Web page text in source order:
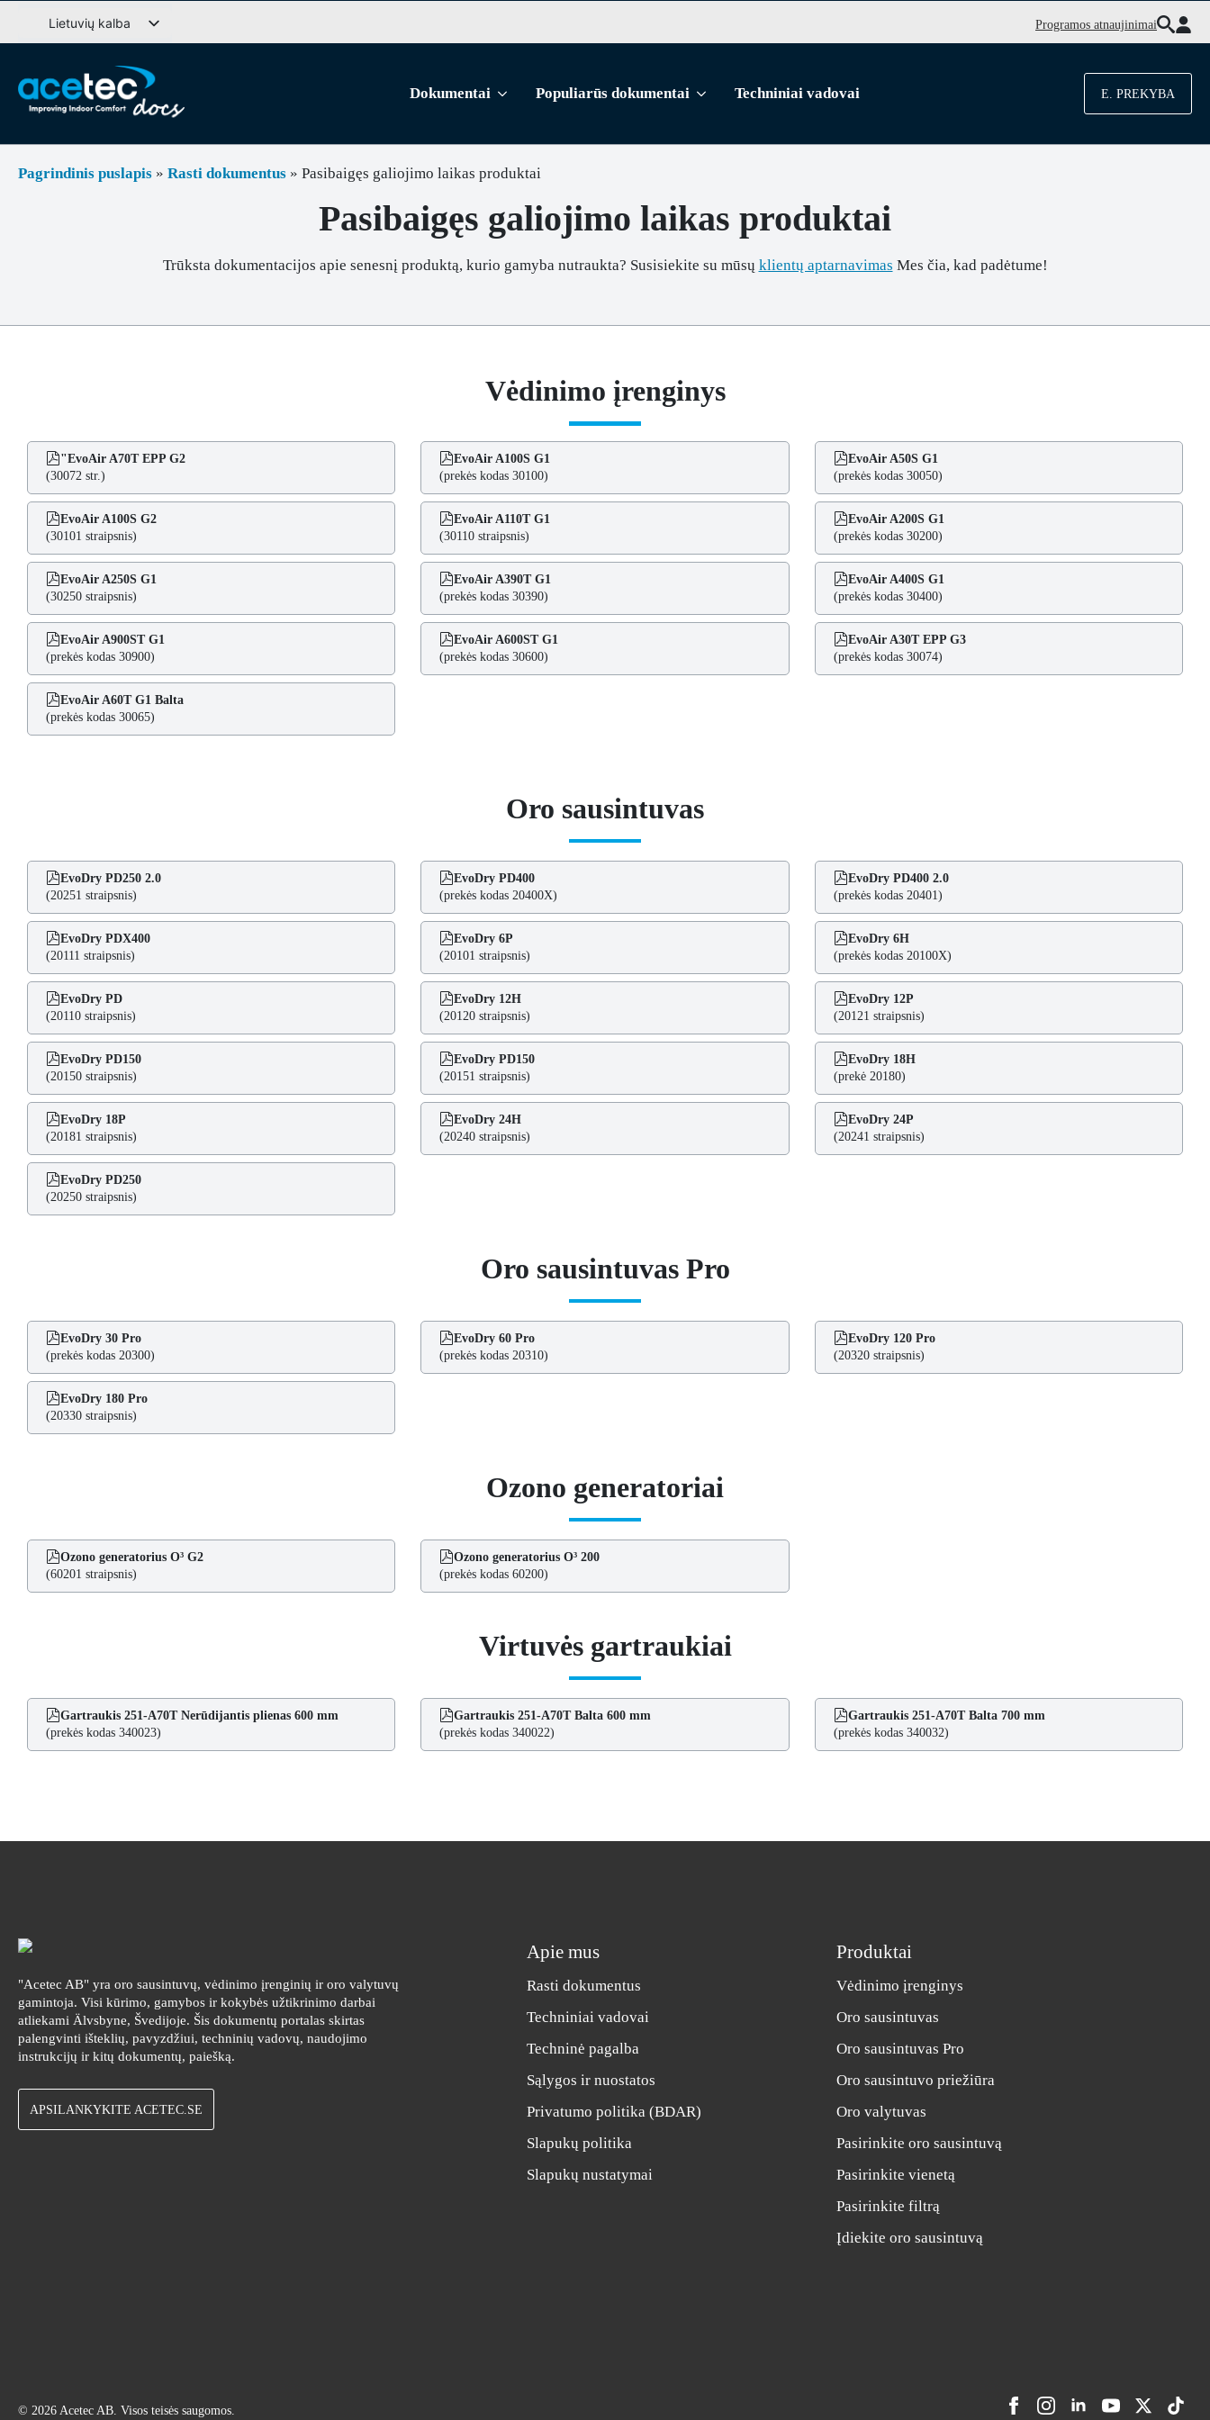
Pereiti
prie
Lietuvių kalba
English (UK)
Deutsch
Dansk
Norsk bokmål
Programos atnaujinimai
Dokumentai Populiarūs dokumentai Techniniai vadovai E. PREKYBA
Pagrindinis puslapis » Rasti dokumentus » Pasibaigęs galiojimo laikas produktai
Pasibaigęs galiojimo laikas produktai
Trūksta dokumentacijos apie senesnį produktą, kurio gamyba nutraukta? Susisiekite su mūsų klientų aptarnavimas Mes čia, kad padėtume!
Vėdinimo įrenginys
"EvoAir A70T EPP G2
(30072 str.)
EvoAir A100S G1
(prekės kodas 30100)
EvoAir A50S G1
(prekės kodas 30050)
EvoAir A100S G2
(30101 straipsnis)
EvoAir A110T G1
(30110 straipsnis)
EvoAir A200S G1
(prekės kodas 30200)
EvoAir A250S G1
(30250 straipsnis)
EvoAir A390T G1
(prekės kodas 30390)
EvoAir A400S G1
(prekės kodas 30400)
EvoAir A900ST G1
(prekės kodas 30900)
EvoAir A600ST G1
(prekės kodas 30600)
EvoAir A30T EPP G3
(prekės kodas 30074)
EvoAir A60T G1 Balta
(prekės kodas 30065)
Oro sausintuvas
EvoDry PD250 2.0
(20251 straipsnis)
EvoDry PD400
(prekės kodas 20400X)
EvoDry PD400 2.0
(prekės kodas 20401)
EvoDry PDX400
(20111 straipsnis)
EvoDry 6P
(20101 straipsnis)
EvoDry 6H
(prekės kodas 20100X)
EvoDry PD
(20110 straipsnis)
EvoDry 12H
(20120 straipsnis)
EvoDry 12P
(20121 straipsnis)
EvoDry PD150
(20150 straipsnis)
EvoDry PD150
(20151 straipsnis)
EvoDry 18H
(prekė 20180)
EvoDry 18P
(20181 straipsnis)
EvoDry 24H
(20240 straipsnis)
EvoDry 24P
(20241 straipsnis)
EvoDry PD250
(20250 straipsnis)
Oro sausintuvas Pro
EvoDry 30 Pro
(prekės kodas 20300)
EvoDry 60 Pro
(prekės kodas 20310)
EvoDry 120 Pro
(20320 straipsnis)
EvoDry 180 Pro
(20330 straipsnis)
Ozono generatoriai
Ozono generatorius O³ G2
(60201 straipsnis)
Ozono generatorius O³ 200
(prekės kodas 60200)
Virtuvės gartraukiai
Gartraukis 251-A70T Nerūdijantis plienas 600 mm
(prekės kodas 340023)
Gartraukis 251-A70T Balta 600 mm
(prekės kodas 340022)
Gartraukis 251-A70T Balta 700 mm
(prekės kodas 340032)
"Acetec AB" yra oro sausintuvų, vėdinimo įrenginių ir oro valytuvų
gamintoja. Visi kūrimo, gamybos ir kokybės užtikrinimo darbai
atliekami Älvsbyne, Švedijoje. Šis dokumentų portalas skirtas
palengvinti išteklių, pavyzdžiui, techninių vadovų, naudojimo
instrukcijų ir kitų dokumentų, paiešką.
APSILANKYKITE ACETEC.SE
Apie mus
Rasti dokumentus
Techniniai vadovai
Techninė pagalba
Sąlygos ir nuostatos
Privatumo politika (BDAR)
Slapukų politika
Slapukų nustatymai
Produktai
Vėdinimo įrenginys
Oro sausintuvas
Oro sausintuvas Pro
Oro sausintuvo priežiūra
Oro valytuvas
Pasirinkite oro sausintuvą
Pasirinkite vienetą
Pasirinkite filtrą
Įdiekite oro sausintuvą
© 2026 Acetec AB. Visos teisės saugomos.